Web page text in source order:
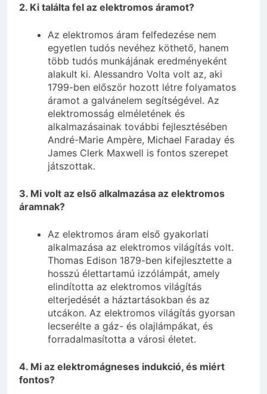
2. Ki találta fel az elektromos áramot?
Az elektromos áram felfedezése nem
egyetlen tudós nevéhez köthető, hanem
több tudós munkájának eredményeként
alakult ki. Alessandro Volta volt az, aki
1799-ben először hozott létre folyamatos
áramot a galvánelem segítségével. Az
elektromosság elméletének és
alkalmazásainak további fejlesztésében
André-Marie Ampère, Michael Faraday és
James Clerk Maxwell is fontos szerepet
játszottak.
3. Mi volt az első alkalmazása az elektromos
áramnak?
Az elektromos áram első gyakorlati
alkalmazása az elektromos világítás volt.
Thomas Edison 1879-ben kifejlesztette a
hosszú élettartamú izzólámpát, amely
elindította az elektromos világítás
elterjedését a háztartásokban és az
utcákon. Az elektromos világítás gyorsan
lecserélte a gáz- és olajlámpákat, és
forradalmasította a városi életet.
4. Mi az elektromágneses indukció, és miért
fontos?